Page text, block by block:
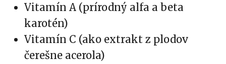
Vitamín A (prírodný alfa a beta
karotén)
Vitamín C (ako extrakt z plodov
čerešne acerola)